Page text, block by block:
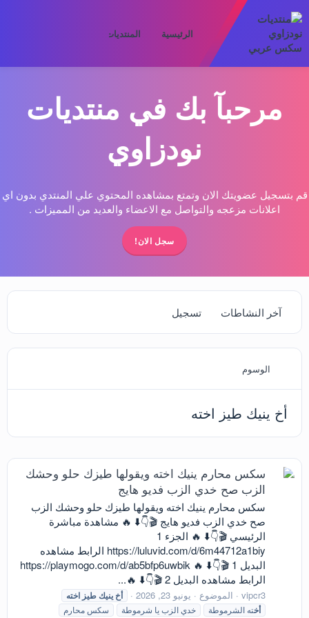
الرئيسية المنتديات
مرحبآ بك في منتديات
نودزاوي
قم بتسجيل عضويتك الان وتمتع بمشاهده المحتوي علي المنتدي بدون اي
اعلانات مزعجه والتواصل مع الاعضاء والعديد من المميزات .
سجل الان!
آخر النشاطات تسجيل
الوسوم
أخ ينيك طيز اخته
سكس محارم ينيك اخته ويقولها طيزك حلو وحشك
الزب صح خدي الزب فديو هايج
سكس محارم ينيك اخته ويقولها طيزك حلو وحشك الزب
صح خدي الزب فديو هايج 🎬👇⬇️ 🔥 مشاهدة مباشرة
الرئيسي 🎬👇⬇️ 🔥 الجزء 1
https://luluvid.com/d/6m44712a1biy الرابط مشاهده
البديل 1 🎬👇⬇️ 🔥 https://playmogo.com/d/ab5bfp6uwbik
الرابط مشاهده البديل 2 🎬👇⬇️ 🔥...
vipcr3 الموضوع يونيو 23, 2026 أخ ينيك طيز اخته
أخته الشرموطة خدي الزب يا شرموطة سكس محارم